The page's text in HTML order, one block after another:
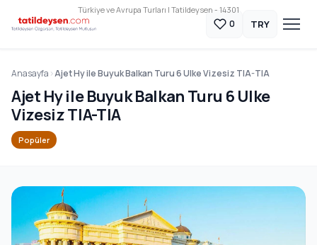
Türkiye ve Avrupa Turları | Tatildeysen - 14301
0 TRY
Anasayfa Ajet Hy ile Buyuk Balkan Turu 6 Ulke Vizesiz TIA-TIA
Ajet Hy ile Buyuk Balkan Turu 6 Ulke
Vizesiz TIA-TIA
Popüler